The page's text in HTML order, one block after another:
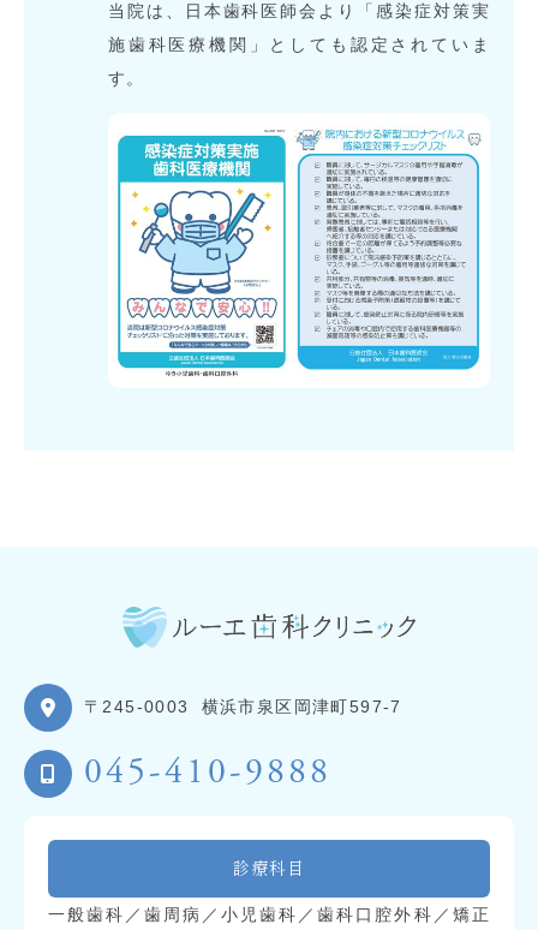
当院は、日本歯科医師会より「感染症対策実
施歯科医療機関」としても認定されていま
す。
〒245-0003 横浜市泉区岡津町597-7
045-410-9888
診療科目
一般歯科／歯周病／小児歯科／歯科口腔外科／矯正